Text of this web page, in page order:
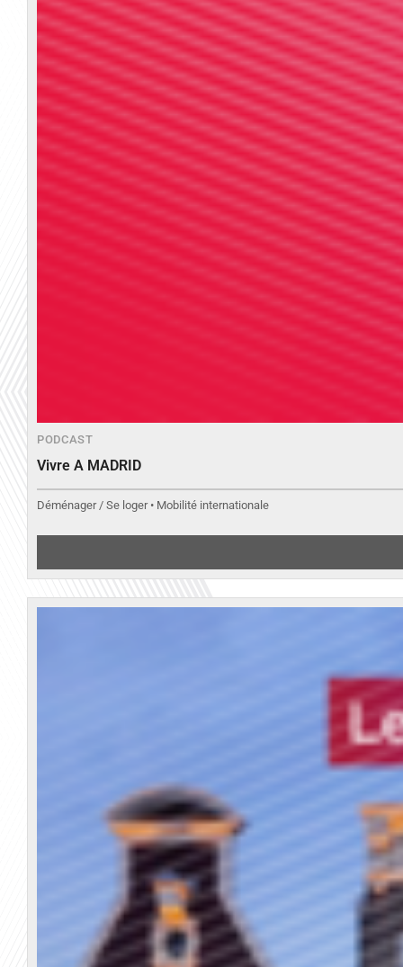
PODCAST
Vivre A MADRID
Déménager / Se loger • Mobilité internationale